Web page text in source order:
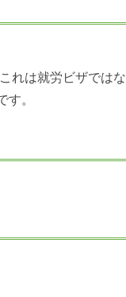
れは就労ビザではな
。